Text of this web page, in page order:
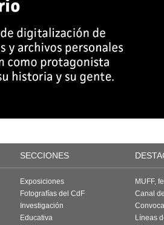
SECCIONES
Exposiciones
Fotografías del CdF
Investigación
Educativa
MUFF,
Canal
Líneas